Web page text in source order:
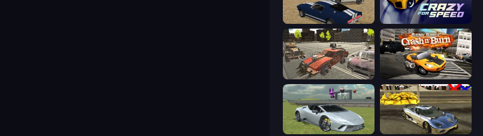
Crazy Stunt Cars Crazy for Speed
Battle Cars 3D Burnin' Rubber Crash n' Burn
Sports Cars Driver Crazy Car Stunts 3D